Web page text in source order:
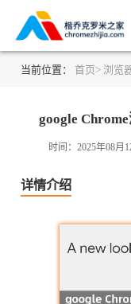
当前位置： 首页> 浏览
google
时间：2025年08月
详情介绍